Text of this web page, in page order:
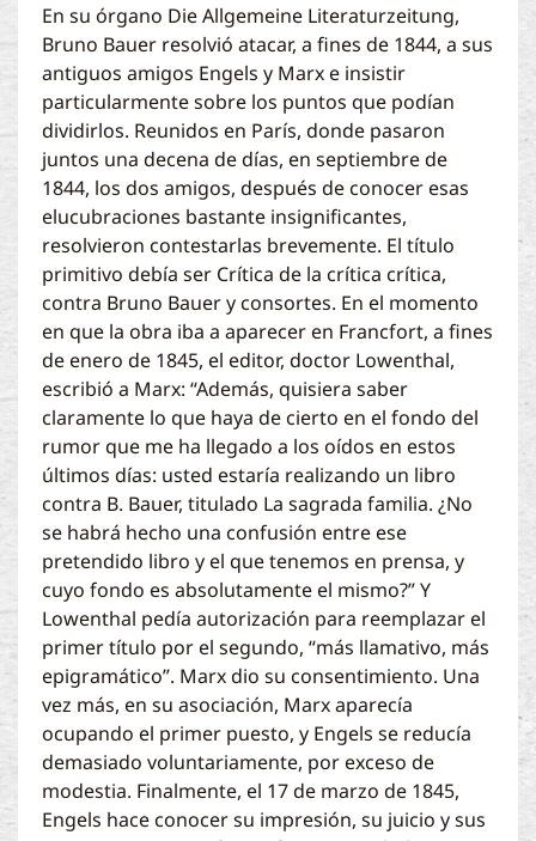
En su órgano Die Allgemeine Literaturzeitung,
Bruno Bauer resolvió atacar, a fines de 1844, a sus
antiguos amigos Engels y Marx e insistir
particularmente sobre los puntos que podían
dividirlos. Reunidos en París, donde pasaron
juntos una decena de días, en septiembre de
1844, los dos amigos, después de conocer esas
elucubraciones bastante insignificantes,
resolvieron contestarlas brevemente. El título
primitivo debía ser Crítica de la crítica crítica,
contra Bruno Bauer y consortes. En el momento
en que la obra iba a aparecer en Francfort, a fines
de enero de 1845, el editor, doctor Lowenthal,
escribió a Marx: “Además, quisiera saber
claramente lo que haya de cierto en el fondo del
rumor que me ha llegado a los oídos en estos
últimos días: usted estaría realizando un libro
contra B. Bauer, titulado La sagrada familia. ¿No
se habrá hecho una confusión entre ese
pretendido libro y el que tenemos en prensa, y
cuyo fondo es absolutamente el mismo?” Y
Lowenthal pedía autorización para reemplazar el
primer título por el segundo, “más llamativo, más
epigramático”. Marx dio su consentimiento. Una
vez más, en su asociación, Marx aparecía
ocupando el primer puesto, y Engels se reducía
demasiado voluntariamente, por exceso de
modestia. Finalmente, el 17 de marzo de 1845,
Engels hace conocer su impresión, su juicio y sus